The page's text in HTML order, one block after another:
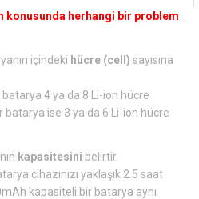
konusunda herhangi bir problem
içindeki hücre (cell) sayısına
4 ya da 8 Li-ion hücre
batarya ise 3 ya da 6 Li-ion hücre
kapasitesini belirtir.
cihazınızı yaklaşık 2.5 saat
kapasiteli bir batarya aynı